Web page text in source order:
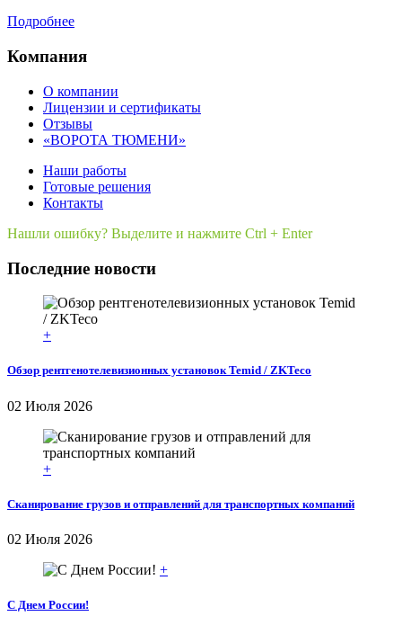
Подробнее
Компания
О компании
Лицензии и сертификаты
Отзывы
«ВОРОТА ТЮМЕНИ»
Наши работы
Готовые решения
Контакты
Нашли ошибку? Выделите и нажмите Ctrl + Enter
Последние новости
+
Обзор рентгенотелевизионных установок Temid / ZKTeco
02 Июля 2026
+
Сканирование грузов и отправлений для транспортных компаний
02 Июля 2026
+
С Днем России!